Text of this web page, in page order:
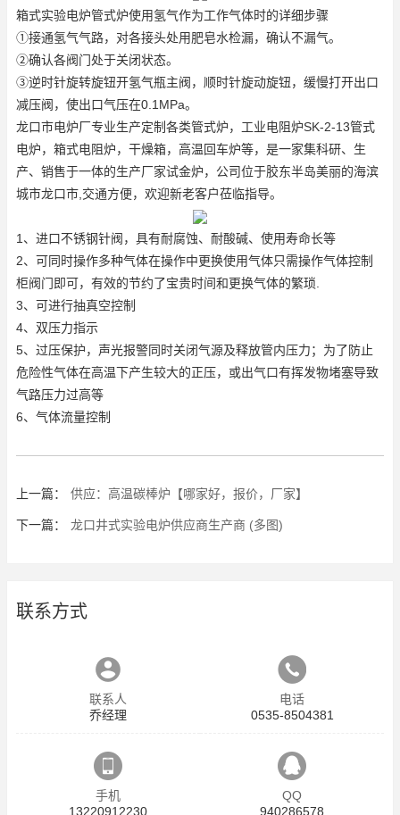
箱式实验电炉管式炉使用氢气作为工作气体时的详细步骤
①接通氢气气路，对各接头处用肥皂水检漏，确认不漏气。
②确认各阀门处于关闭状态。
③逆时针旋转旋钮开氢气瓶主阀，顺时针旋动旋钮，缓慢打开出口
减压阀，使出口气压在0.1MPa。
龙口市电炉厂专业生产定制各类管式炉，工业电阻炉SK-2-13管式
电炉，箱式电阻炉，干燥箱，高温回车炉等，是一家集科研、生
产、销售于一体的生产厂家试金炉，公司位于胶东半岛美丽的海滨
城市龙口市,交通方便，欢迎新老客户莅临指导。
1、进口不锈钢针阀，具有耐腐蚀、耐酸碱、使用寿命长等
2、可同时操作多种气体在操作中更换使用气体只需操作气体控制
柜阀门即可，有效的节约了宝贵时间和更换气体的繁琐.
3、可进行抽真空控制
4、双压力指示
5、过压保护，声光报警同时关闭气源及释放管内压力；为了防止
危险性气体在高温下产生较大的正压，或出气口有挥发物堵塞导致
气路压力过高等
6、气体流量控制
上一篇： 供应：高温碳棒炉【哪家好，报价，厂家】
下一篇： 龙口井式实验电炉供应商生产商 (多图)
联系方式
联系人
乔经理
电话
0535-8504381
手机
13220912230
QQ
940286578